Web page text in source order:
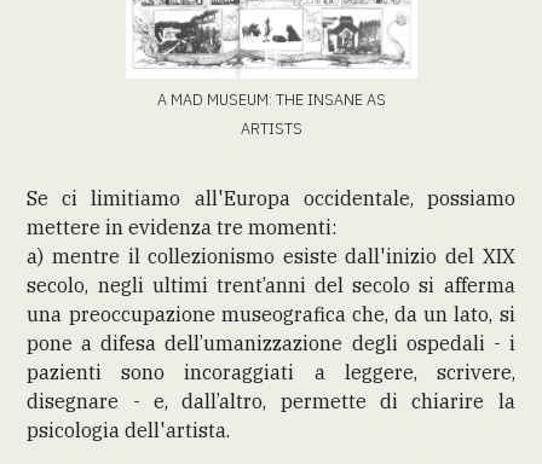
A MAD MUSEUM: THE INSANE AS
ARTISTS
Se ci limitiamo all'Europa occidentale, possiamo
mettere in evidenza tre momenti:
a) mentre il collezionismo esiste dall'inizio del XIX
secolo, negli ultimi trent’anni del secolo si afferma
una preoccupazione museografica che, da un lato, si
pone a difesa dell’umanizzazione degli ospedali - i
pazienti sono incoraggiati a leggere, scrivere,
disegnare - e, dall’altro, permette di chiarire la
psicologia dell'artista.